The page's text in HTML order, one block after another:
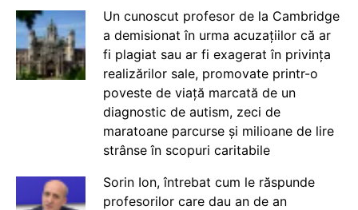
Un cunoscut profesor de la Cambridge
a demisionat în urma acuzațiilor că ar
fi plagiat sau ar fi exagerat în privința
realizărilor sale, promovate printr-o
poveste de viață marcată de un
diagnostic de autism, zeci de
maratoane parcurse și milioane de lire
strânse în scopuri caritabile
Sorin Ion, întrebat cum le răspunde
profesorilor care dau an de an